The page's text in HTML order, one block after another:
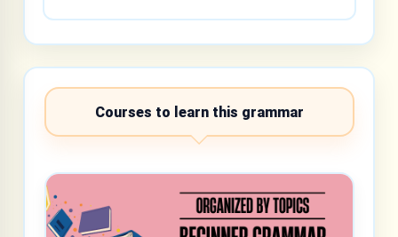
Courses to learn this grammar